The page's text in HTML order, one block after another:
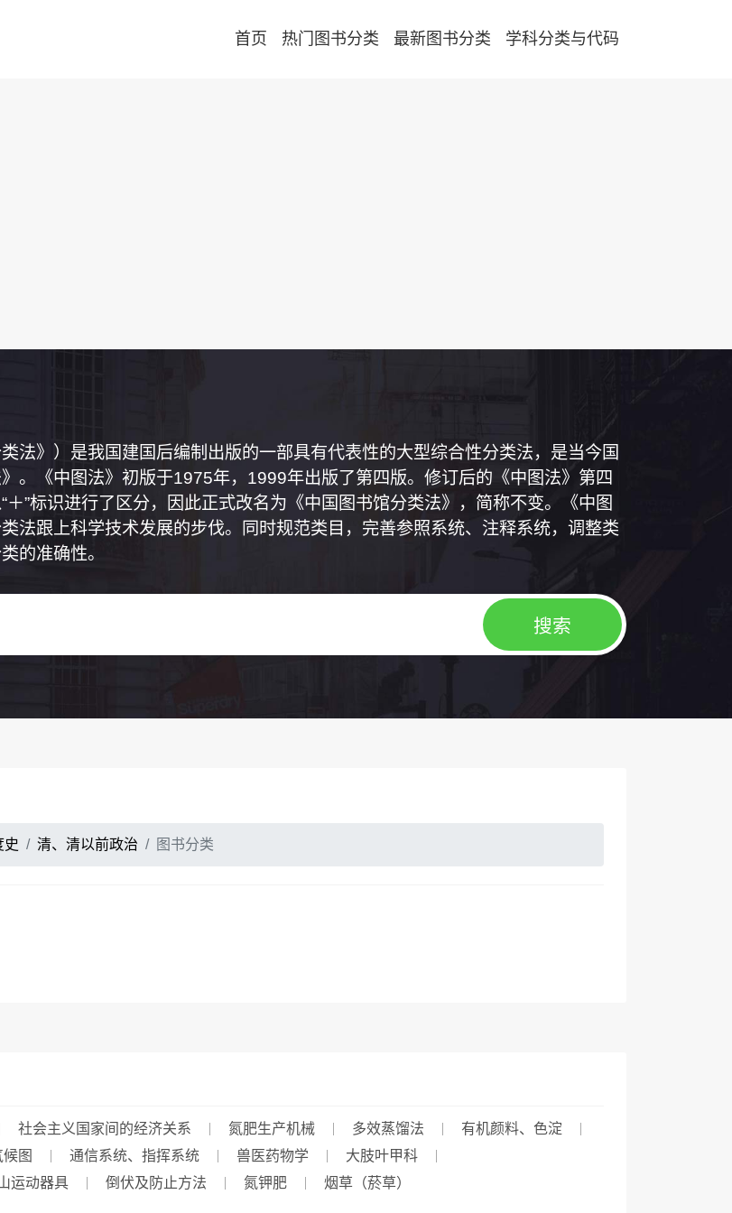
首页 热门图书分类 最新图书分类 学科分类与代码
法》）是我国建国后编制出版的一部具有代表性的大型综合性分类法，是当今国
。《中图法》初版于1975年，1999年出版了第四版。修订后的《中图法》第四
”标识进行了区分，因此正式改名为《中国图书馆分类法》，简称不变。《中图
法跟上科学技术发展的步伐。同时规范类目，完善参照系统、注释系统，调整类
的准确性。
史 清、清以前政治 图书分类
社会主义国家间的经济关系 氮肥生产机械 多效蒸馏法
有机颜料、色淀
候图 通信系统、指挥系统 兽医药物学
大肢叶甲科
运动器具 倒伏及防止方法 氮钾肥 烟草（菸草）